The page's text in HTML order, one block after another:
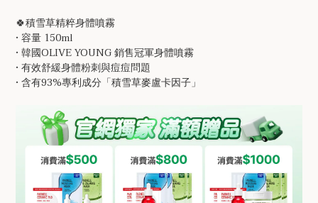
🍀積雪草精粹身體噴霧
• 容量 150ml
• 韓國OLIVE YOUNG 銷售冠軍身體噴霧
• 有效舒緩身體粉刺與痘痘問題
• 含有93%專利成分「積雪草麥盧卡因子」